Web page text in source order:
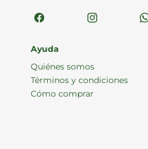
Ayuda
Quiénes somos
Términos y condiciones
Cómo comprar